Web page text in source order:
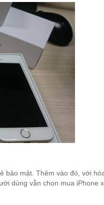
mật. Thêm vào đó, với
dùng vẫn chọn mua iPhone